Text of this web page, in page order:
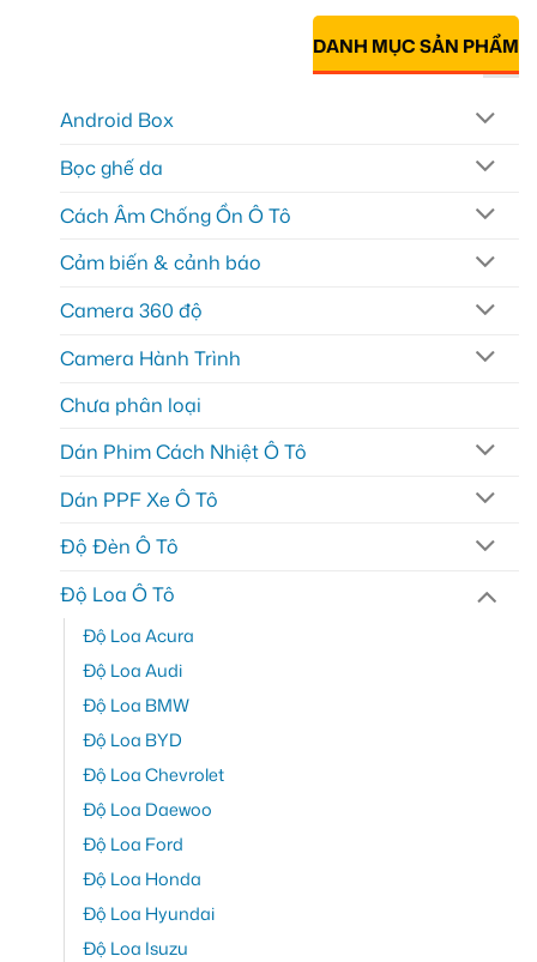
DANH MỤC SẢN PHẨM
Android Box
Bọc ghế da
Cách Âm Chống Ồn Ô Tô
Cảm biến & cảnh báo
Camera 360 độ
Camera Hành Trình
Chưa phân loại
Dán Phim Cách Nhiệt Ô Tô
Dán PPF Xe Ô Tô
Độ Đèn Ô Tô
Độ Loa Ô Tô
Độ Loa Acura
Độ Loa Audi
Độ Loa BMW
Độ Loa BYD
Độ Loa Chevrolet
Độ Loa Daewoo
Độ Loa Ford
Độ Loa Honda
Độ Loa Hyundai
Độ Loa Isuzu